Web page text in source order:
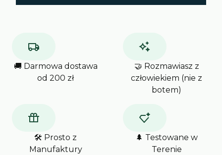
🚚 Darmowa dostawa
od 200 zł
🤝 Rozmawiasz z
człowiekiem (nie z
botem)
🛠️ Prosto z
Manufaktury
🌲 Testowane w
Terenie